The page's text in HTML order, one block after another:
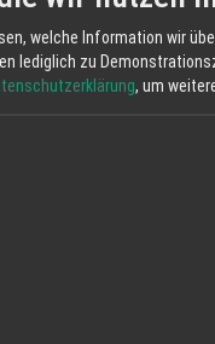
welche Information wir
lediglich zu
, um